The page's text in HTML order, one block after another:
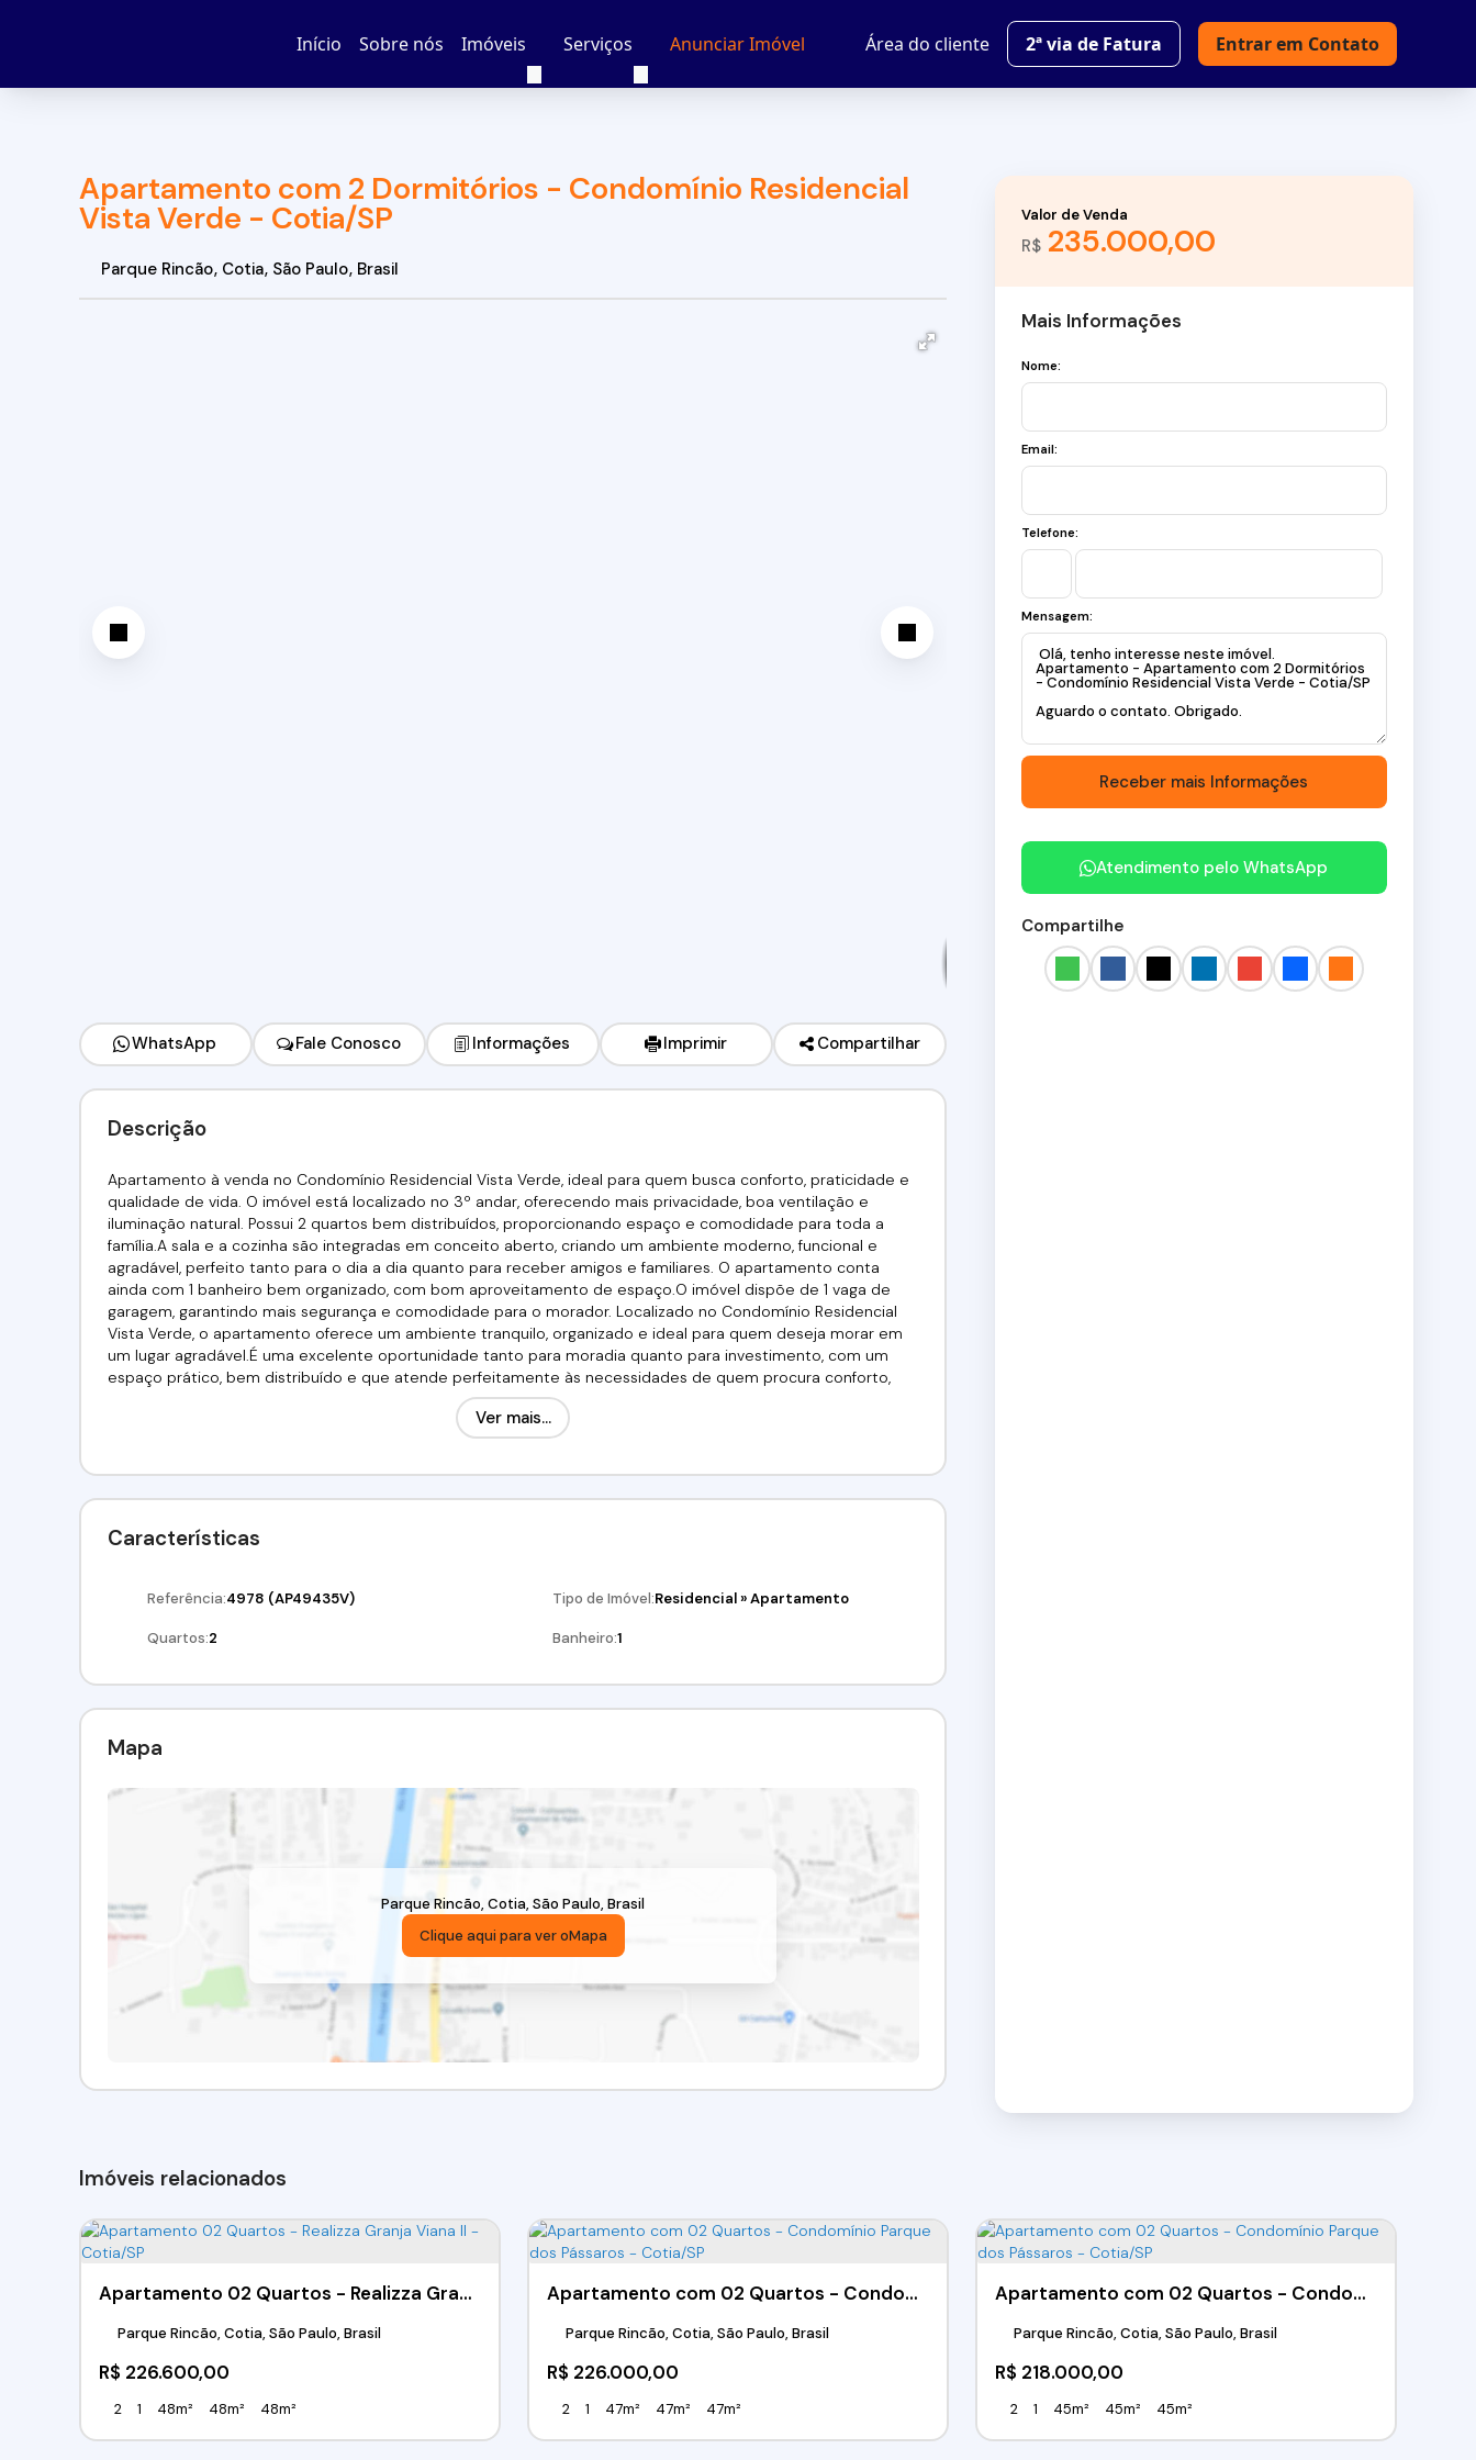
Entrar em Contato
2ª via de Fatura
Área do cliente
Anunciar Imóvel
Serviços
Imóveis
Sobre nós
Início
Apartamento com 2 Dormitórios - Condomínio Residencial
Vista Verde - Cotia/SP
Parque Rincão, Cotia, São Paulo, Brasil
WhatsApp Fale Conosco Informações Imprimir Compartilhar
Descrição
Apartamento à venda no Condomínio Residencial Vista Verde, ideal para quem busca conforto, praticidade e
qualidade de vida. O imóvel está localizado no 3º andar, oferecendo mais privacidade, boa ventilação e
iluminação natural. Possui 2 quartos bem distribuídos, proporcionando espaço e comodidade para toda a
família.A sala e a cozinha são integradas em conceito aberto, criando um ambiente moderno, funcional e
agradável, perfeito tanto para o dia a dia quanto para receber amigos e familiares. O apartamento conta
ainda com 1 banheiro bem organizado, com bom aproveitamento de espaço.O imóvel dispõe de 1 vaga de
garagem, garantindo mais segurança e comodidade para o morador. Localizado no Condomínio Residencial
Vista Verde, o apartamento oferece um ambiente tranquilo, organizado e ideal para quem deseja morar em
um lugar agradável.É uma excelente oportunidade tanto para moradia quanto para investimento, com um
espaço prático, bem distribuído e que atende perfeitamente às necessidades de quem procura conforto,
funcionalidade e boa localização.Valor de venda: R$ 235.000,00 Venha conferir!!! Agende já a sua visita!(11)
97417-8061 // (11) 95332-7355Imobiliária Alfa Negócios.CRECI: 34.726-J
Ver mais...
Características
Referência:4978 (AP49435V) Tipo de Imóvel:Residencial»Apartamento
Quartos:2 Banheiro:1
Mapa
Parque Rincão, Cotia, São Paulo, Brasil
Clique aqui para ver oMapa
R$235.000,00
Valor de Venda
Mais Informações
Nome:
Email:
Telefone:
Mensagem:
Atendimento peloWhatsApp
Compartilhe
Imóveis relacionados
Apartamento 02 Quartos - Realizza Granja Viana II - Cotia/SP
R$ 226.600,00
Parque Rincão, Cotia, São Paulo, Brasil
2 1 48m² 48m² 48m²
Apartamento com 02 Quartos - Condomínio Parque dos Pássaros - Cotia/SP
R$ 226.000,00
Parque Rincão, Cotia, São Paulo, Brasil
2 1 47m² 47m² 47m²
Apartamento com 02 Quartos - Condomínio Parque dos Pássaros - Cotia/SP
R$ 218.000,00
Parque Rincão, Cotia, São Paulo, Brasil
2 1 45m² 45m² 45m²